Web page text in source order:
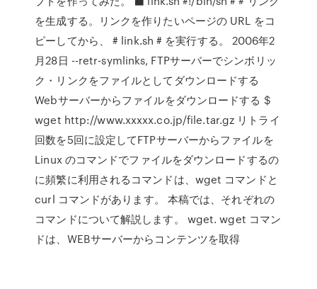
を生成する。リンクを作りたいページの URL をコ
ピーしてから、 # link.sh # を実行する。 2006年2
月28日 --retr-symlinks, FTPサーバーでシンボリッ
ク・リンクをファイルとしてダウンロードする
Webサーバーからファイルをダウンロードする $
wget http://www.xxxxx.co.jp/file.tar.gz リトライ
回数を5回に設定してFTPサーバーからファイルを
Linux のコマンドでファイルをダウンロードするの
に頻繁に利用されるコマンドは、wget コマンドと
curl コマンドがあります。 本稿では、それぞれの
コマンドについて解説します。 wget. wget コマン
ドは、WEBサーバーからコンテンツを取得